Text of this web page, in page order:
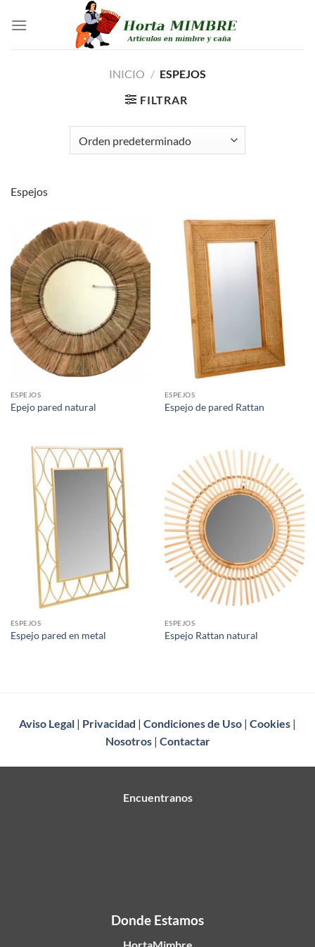
INICIO / ESPEJOS
FILTRAR
Espejos
ESPEJOS
Epejo pared natural
ESPEJOS
Espejo de pared Rattan
ESPEJOS
Espejo pared en metal
ESPEJOS
Espejo Rattan natural
Aviso Legal | Privacidad | Condiciones de Uso | Cookies |
Nosotros| Contactar
Encuentranos
Donde Estamos